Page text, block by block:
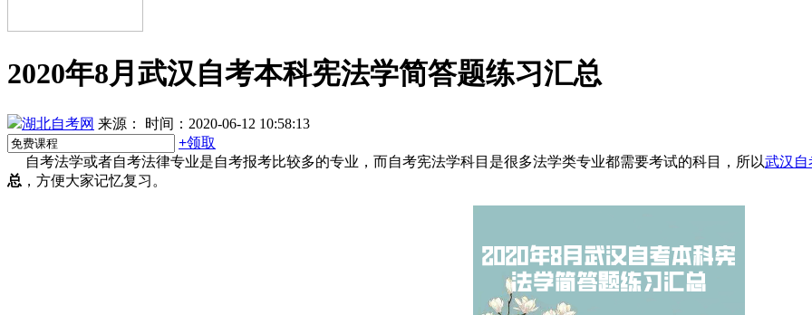
2020年8月武汉自考本科宪法学简答题练习汇总
湖北自考网 来源：
时间：2020-06-12 10:58:13
+领取
自考法学或者自考法律专业是自考报考比较多的专业，而自考宪法学科目是很多法学类专业都需要考试的科目，所以武汉自
总 ，方便大家记忆复习。